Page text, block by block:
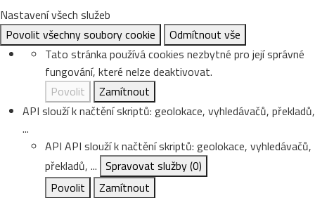
Nastavení všech služeb
Povolit všechny soubory cookie
Odmítnout vše
Tato stránka používá cookies nezbytné pro její správné
fungování, které nelze deaktivovat.
Povolit
Zamítnout
API slouží k načtění skriptů: geolokace, vyhledávačů, překladů,
...
API API slouží k načtění skriptů: geolokace, vyhledávačů,
překladů, ... Spravovat služby(0)
Povolit
Zamítnout